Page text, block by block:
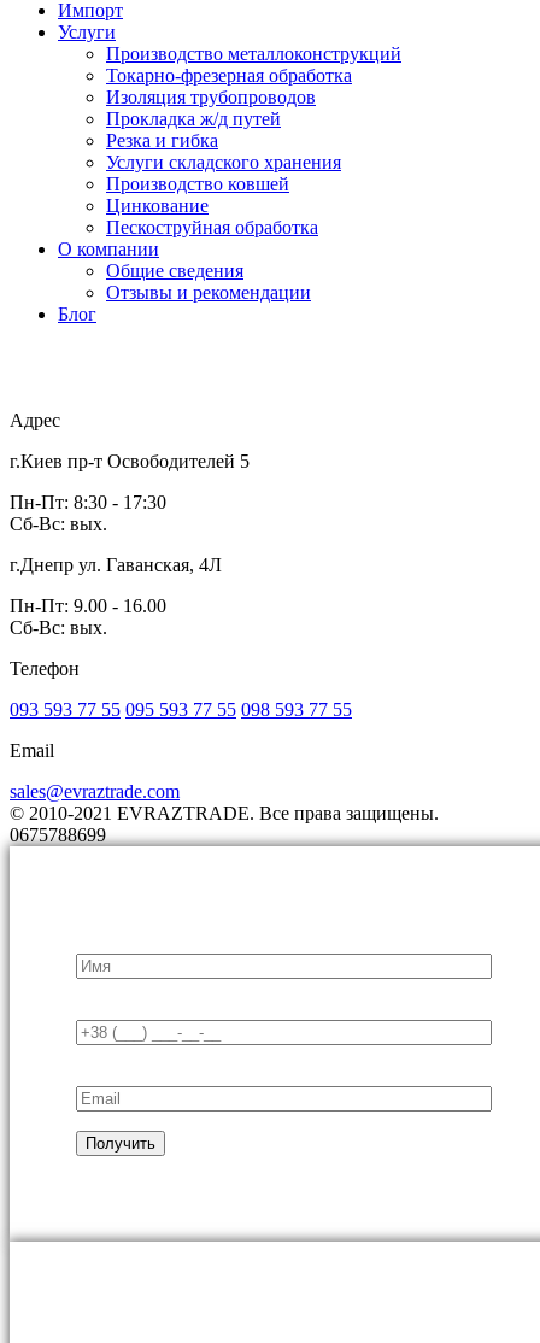
Импорт
Услуги
Производство металлоконструкций
Токарно-фрезерная обработка
Изоляция трубопроводов
Прокладка ж/д путей
Резка и гибка
Услуги складского хранения
Производство ковшей
Цинкование
Пескоструйная обработка
О компании
Общие сведения
Отзывы и рекомендации
Блог
Адрес
г.Киев пр-т Освободителей 5
Пн-Пт: 8:30 - 17:30
Сб-Вс: вых.
г.Днепр ул. Гаванская, 4Л
Пн-Пт: 9.00 - 16.00
Сб-Вс: вых.
Телефон
093 593 77 55 095 593 77 55 098 593 77 55
Email
sales@evraztrade.com
© 2010-2021 EVRAZTRADE. Все права защищены.
0675788699